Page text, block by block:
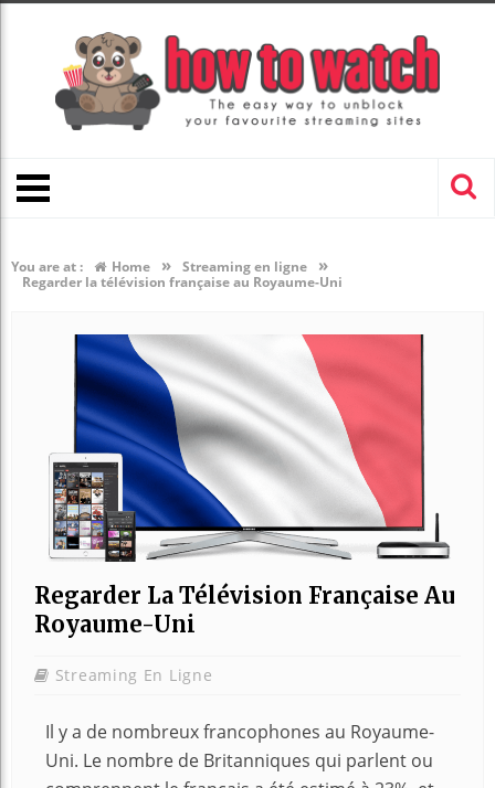
You are at : Home » Streaming en ligne »
Regarder la télévision française au Royaume-Uni
Regarder La Télévision Française Au
Royaume-Uni
Streaming En Ligne
Il y a de nombreux francophones au Royaume-
Uni. Le nombre de Britanniques qui parlent ou